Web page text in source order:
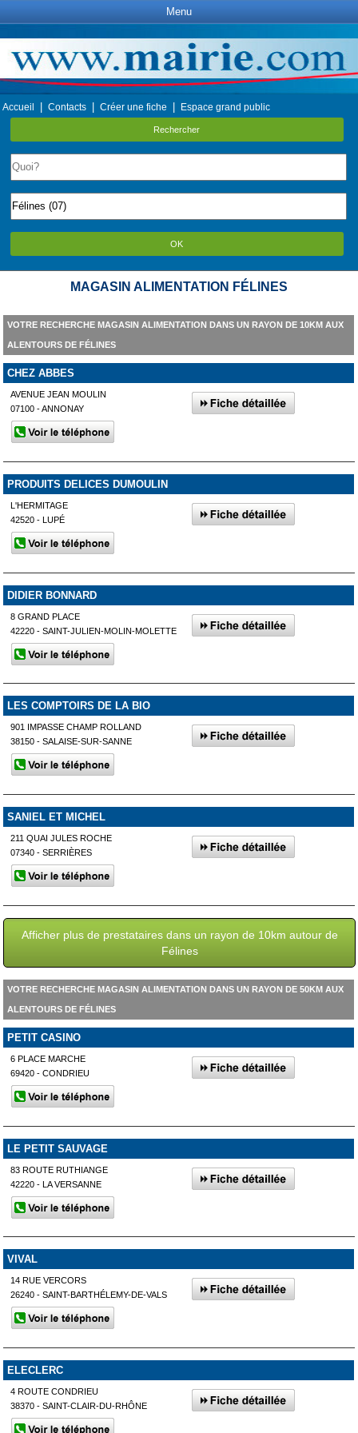
Menu
Accueil Contacts Créer une fiche Espace grand public
Rechercher
OK
MAGASIN ALIMENTATION FÉLINES
VOTRE RECHERCHE MAGASIN ALIMENTATION DANS UN RAYON DE 10KM AUX
ALENTOURS DE FÉLINES
CHEZ ABBES
AVENUE JEAN MOULIN
07100 - ANNONAY
PRODUITS DELICES DUMOULIN
L'HERMITAGE
42520 - LUPÉ
DIDIER BONNARD
8 GRAND PLACE
42220 - SAINT-JULIEN-MOLIN-MOLETTE
LES COMPTOIRS DE LA BIO
901 IMPASSE CHAMP ROLLAND
38150 - SALAISE-SUR-SANNE
SANIEL ET MICHEL
211 QUAI JULES ROCHE
07340 - SERRIÈRES
Afficher plus de prestataires dans un rayon de 10km autour de
Félines
VOTRE RECHERCHE MAGASIN ALIMENTATION DANS UN RAYON DE 50KM AUX
ALENTOURS DE FÉLINES
PETIT CASINO
6 PLACE MARCHE
69420 - CONDRIEU
LE PETIT SAUVAGE
83 ROUTE RUTHIANGE
42220 - LA VERSANNE
VIVAL
14 RUE VERCORS
26240 - SAINT-BARTHÉLEMY-DE-VALS
ELECLERC
4 ROUTE CONDRIEU
38370 - SAINT-CLAIR-DU-RHÔNE